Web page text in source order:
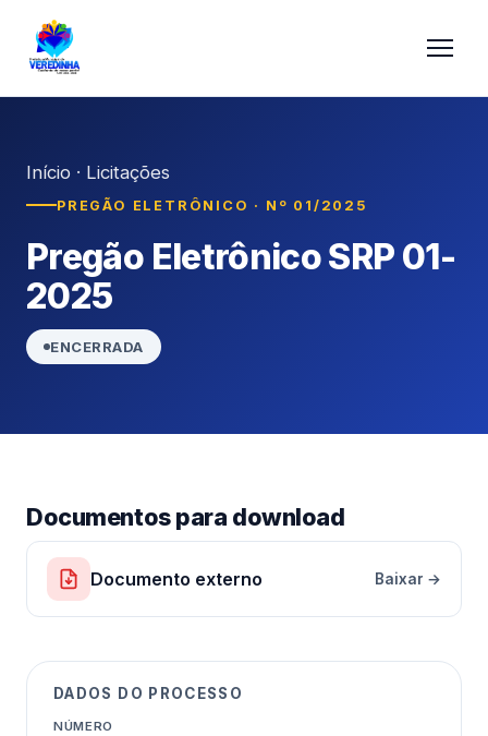
Início · Licitações
PREGÃO ELETRÔNICO · Nº 01/2025
Pregão Eletrônico SRP 01-
2025
ENCERRADA
Documentos para download
Documento externo Baixar →
DADOS DO PROCESSO
NÚMERO